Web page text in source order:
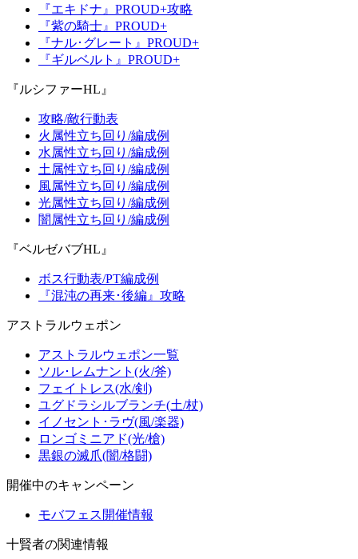
『エキドナ』PROUD+攻略
『紫の騎士』PROUD+
『ナル･グレート』PROUD+
『ギルベルト』PROUD+
『ルシファーHL』
攻略/敵行動表
火属性立ち回り/編成例
水属性立ち回り/編成例
土属性立ち回り/編成例
風属性立ち回り/編成例
光属性立ち回り/編成例
闇属性立ち回り/編成例
『ベルゼバブHL』
ボス行動表/PT編成例
『混沌の再来･後編』攻略
アストラルウェポン
アストラルウェポン一覧
ソル･レムナント(火/斧)
フェイトレス(水/剣)
ユグドラシルブランチ(土/杖)
イノセント･ラヴ(風/楽器)
ロンゴミニアド(光/槍)
黒銀の滅爪(闇/格闘)
開催中のキャンペーン
モバフェス開催情報
十賢者の関連情報